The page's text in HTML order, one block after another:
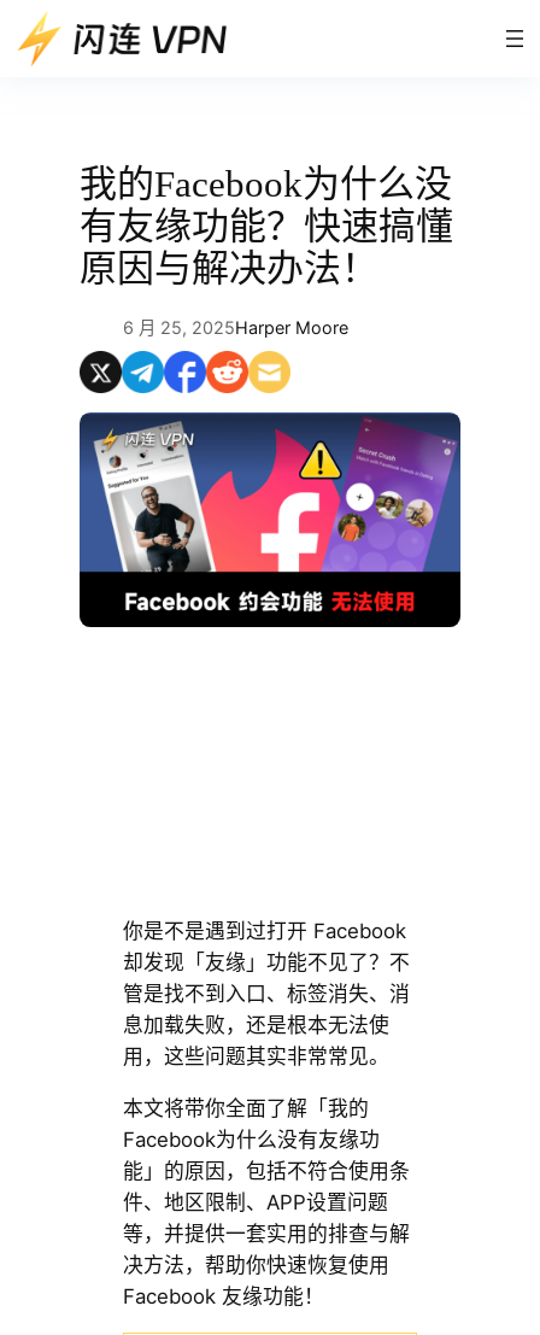
至
我的Facebook为什么没
有友缘功能？快速搞懂
原因与解决办法！
6 月 25, 2025Harper Moore
你是不是遇到过打开 Facebook
却发现「友缘」功能不见了？不
管是找不到入口、标签消失、消
息加载失败，还是根本无法使
用，这些问题其实非常常见。
本文将带你全面了解「我的
Facebook为什么没有友缘功
能」的原因，包括不符合使用条
件、地区限制、APP设置问题
等，并提供一套实用的排查与解
决方法，帮助你快速恢复使用
Facebook 友缘功能！